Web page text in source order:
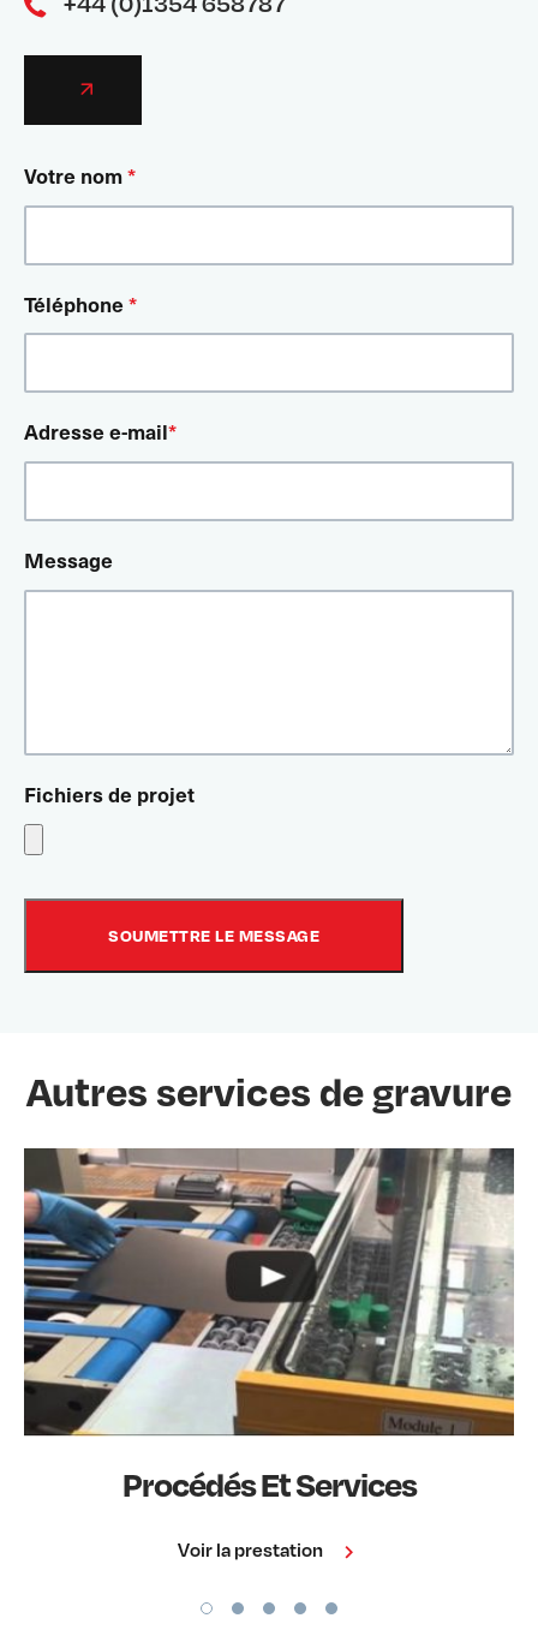
Votre nom*
Téléphone*
Adresse e-mail*
Message
Fichiers de projet
Autres services de gravure
Procédés Et Services
Voir la prestation